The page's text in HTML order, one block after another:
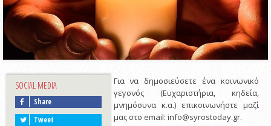
SOCIAL MEDIA
Share
Tweet
Για να δημοσιεύσετε ένα κοινωνικό
γεγονός (Ευχαριστήρια, κηδεία,
μνημόσυνα κ.α.) επικοινωνήστε μαζί
μας στο email: info@syrostoday.gr.